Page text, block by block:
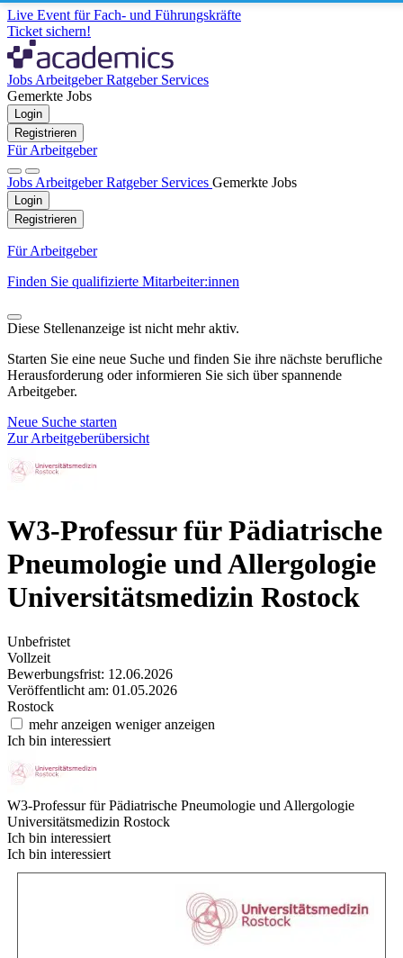
Live Event für Fach- und Führungskräfte
Ticket sichern!
Jobs ArbeitgeberRatgeber Services
Gemerkte Jobs
Login
Registrieren
Für Arbeitgeber
Jobs ArbeitgeberRatgeber Services Gemerkte Jobs
Login
Registrieren
Für Arbeitgeber
Finden Sie qualifizierte Mitarbeiter:innen
Diese Stellenanzeige ist nicht mehr aktiv.
Starten Sie eine neue Suche und finden Sie ihre nächste berufliche
Herausforderung oder informieren Sie sich über spannende
Arbeitgeber.
Neue Suche starten
Zur Arbeitgeberübersicht
W3-Professur für Pädiatrische
Pneumologie und Allergologie
Universitätsmedizin Rostock
Unbefristet
Vollzeit
Bewerbungsfrist: 12.06.2026
Veröffentlicht am: 01.05.2026
Rostock
mehr anzeigen weniger anzeigen
Ich bin interessiert
W3-Professur für Pädiatrische Pneumologie und Allergologie
Universitätsmedizin Rostock
Ich bin interessiert
Ich bin interessiert